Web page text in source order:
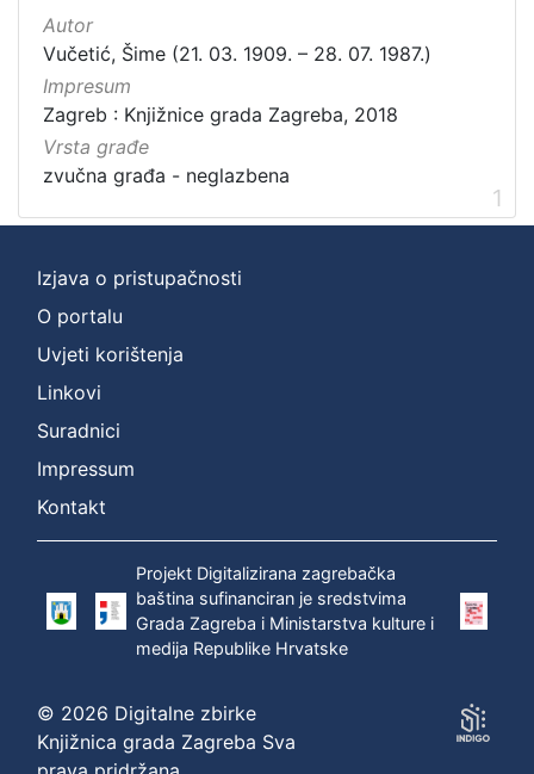
Autor
Vučetić, Šime (21. 03. 1909. – 28. 07. 1987.)
Impresum
Zagreb : Knjižnice grada Zagreba, 2018
Vrsta građe
zvučna građa - neglazbena
1
Izjava o pristupačnosti
O portalu
Uvjeti korištenja
Linkovi
Suradnici
Impressum
Kontakt
Projekt Digitalizirana zagrebačka
baština sufinanciran je sredstvima
Grada Zagreba i Ministarstva kulture i
medija Republike Hrvatske
© 2026 Digitalne zbirke
Knjižnica grada Zagreba Sva